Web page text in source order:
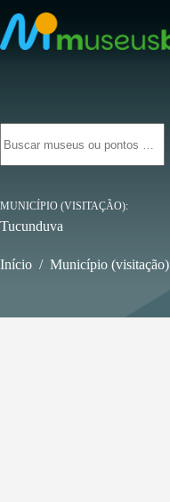
para
o
conteúdo
resultados
MUNICÍPIO (VISITAÇÃO)
Tucunduva
Início / Município (visitação)